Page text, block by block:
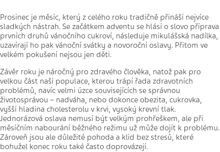
Prosinec je měsíc, který z celého roku tradičně přináší nejvíce
sladkých nástrah. Se začátkem adventu se hlásí o slovo příprava
prvních druhů vánočního cukroví, následuje mikulášská nadílka,
uzavírají ho pak vánoční svátky a novoroční oslavy. Přitom ve
velkém pokušení nejsou jen děti.
Závěr roku je náročný pro zdravého člověka, natož pak pro
velkou část naší populace, kterou trápí řada zdravotních
problémů, navíc velmi úzce souvisejících se správnou
životosprávou – nadváha, nebo dokonce obezita, cukrovka,
vyšší hladina cholesterolu v krvi, vysoký krevní tlak.
Jednorázová oslava nemusí být velkým prohřeškem, ale při
měsíčním nabourání běžného režimu už může dojít k problému.
Zároveň jsou ale důležité pohoda a klid bez stresů, které
bohužel konec roku také často doprovázejí.